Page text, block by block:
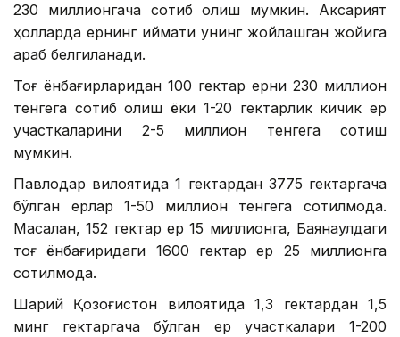
230 миллионгача сотиб олиш мумкин. Аксарият
ҳолларда ернинг қиймати унинг жойлашган жойига
қараб белгиланади.
Тоғ ёнбағирларидан 100 гектар ерни 230 миллион
тенгега сотиб олиш ёки 1-20 гектарлик кичик ер
участкаларини 2-5 миллион тенгега сотиш
мумкин.
Павлодар вилоятида 1 гектардан 3775 гектаргача
бўлган ерлар 1-50 миллион тенгега сотилмоқда.
Масалан, 152 гектар ер 15 миллионга, Баянаулдаги
тоғ ёнбағиридаги 1600 гектар ер 25 миллионга
сотилмоқда.
Шарқий Қозоғистон вилоятида 1,3 гектардан 1,5
минг гектаргача бўлган ер участкалари 1-200